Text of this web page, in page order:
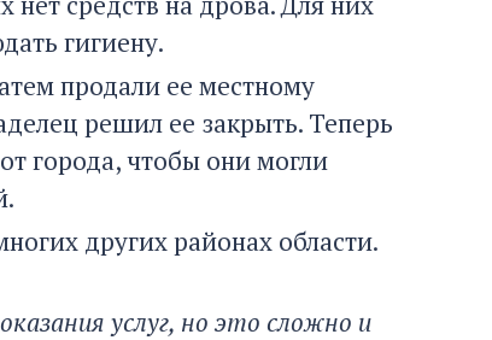
гигиену.
продали ее местному
решил ее закрыть. Теперь
города, чтобы они могли
других районах области.
услуг, но это сложно и